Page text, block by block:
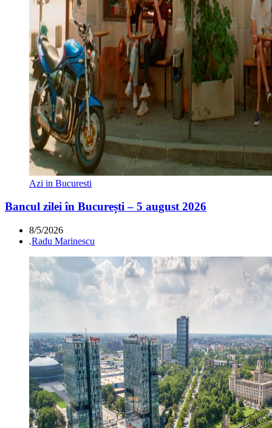
Azi in Bucuresti
Bancul zilei în București – 5 august 2026
8/5/2026
.Radu Marinescu